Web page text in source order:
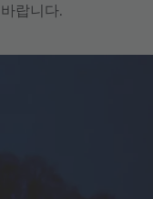
랍니다.